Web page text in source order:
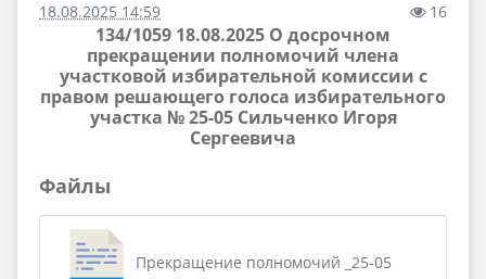
18.08.2025 14:59 16
134/1059 18.08.2025 О досрочном
прекращении полномочий члена
участковой избирательной комиссии с
правом решающего голоса избирательного
участка № 25-05 Сильченко Игоря
Сергеевича
Файлы
Прекращение полномочий _25-05